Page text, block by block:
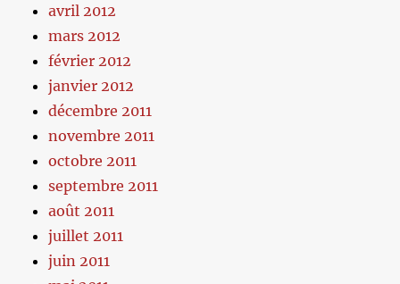
avril 2012
mars 2012
février 2012
janvier 2012
décembre 2011
novembre 2011
octobre 2011
septembre 2011
août 2011
juillet 2011
juin 2011